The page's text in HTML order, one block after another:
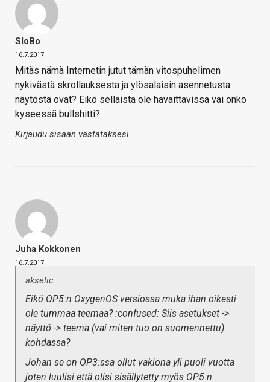
SloBo
16.7.2017
Mitäs nämä Internetin jutut tämän vitospuhelimen
nykivästä skrollauksesta ja ylösalaisin asennetusta
näytöstä ovat? Eikö sellaista ole havaittavissa vai onko
kyseessä bullshitti?
Kirjaudu sisään vastataksesi
Juha Kokkonen
16.7.2017
akselic
Eikö OP5:n OxygenOS versiossa muka ihan oikesti
ole tummaa teemaa? :confused: Siis asetukset ->
näyttö -> teema (vai miten tuo on suomennettu)
kohdassa?
Johan se on OP3:ssa ollut vakiona yli puoli vuotta
joten luulisi että olisi sisällytetty myös OP5:n